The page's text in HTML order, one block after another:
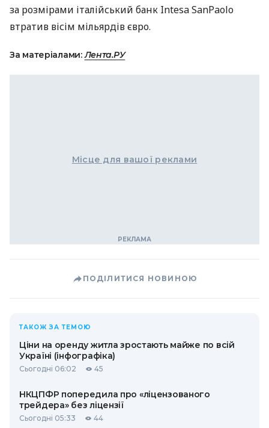
за розмірами італійський банк Intesa SanPaolo
втратив вісім мільярдів євро.
За матеріалами:Лента.РУ
Місце для вашої реклами
ПОДІЛИТИСЯ НОВИНОЮ
ТАКОЖ ЗА ТЕМОЮ
Ціни на оренду житла зростають майже по всій
Україні (інфографіка)
Сьогодні 06:02 45
НКЦПФР попередила про «ліцензованого
трейдера» без ліцензії
Сьогодні 05:33 44